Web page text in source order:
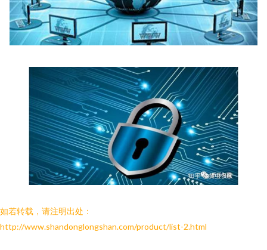
如若转载，请注明出处：
http://www.shandonglongshan.com/product/list-2.html